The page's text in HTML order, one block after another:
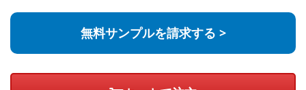
無料サンプルを請求する >